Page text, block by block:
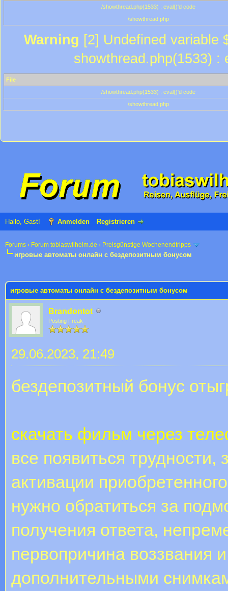
/showthread.php(1533) : eval()'d code
/showthread.php
Warning [2] Undefined variable
showthread.php(1533) :
File
/showthread.php(1533) : eval()'d code
/showthread.php
Hallo, Gast! Anmelden Registrieren
Forums › Forum tobiaswilhelm.de › Preisgünstige Wochenendtripps
игровые автоматы онлайн с бездепозитным бонусом
игровые автоматы онлайн с бездепозитным бонусом
Brandontot
Posting Freak
29.06.2023, 21:49
бездепозитный бонус
скачать фильм через
все появиться трудности,
активации
нужно обратиться за
получения ответа,
первопричина воззвания
дополнительными